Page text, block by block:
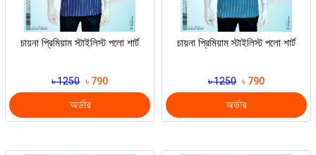
চায়না প্রিমিয়াম স্টাইলিস্ট পলো শার্ট
৳ 1250 ৳ 790
অর্ডার
চায়না প্রিমিয়াম স্টাইলিস্ট পলো শার্ট
৳ 1250 ৳ 790
অর্ডার